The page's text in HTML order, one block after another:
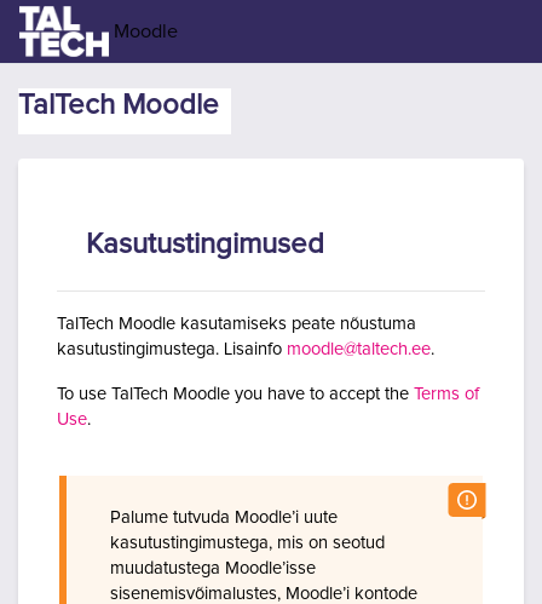
Jäta vahele peasisuni
Moodle
TalTech Moodle
Kasutustingimused
TalTech Moodle kasutamiseks peate nõustuma
kasutustingimustega. Lisainfo moodle@taltech.ee.
To use TalTech Moodle you have to accept the Terms of
Use.
Palume tutvuda Moodle’i uute
kasutustingimustega, mis on seotud
muudatustega Moodle’isse
sisenemisvõimalustes, Moodle’i kontode